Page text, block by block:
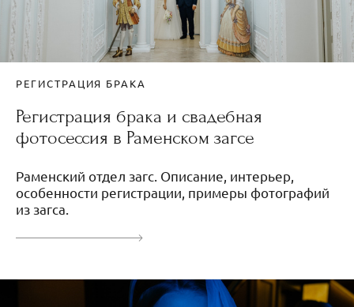
РЕГИСТРАЦИЯ БРАКА
Регистрация брака и свадебная
фотосессия в Раменском загсе
Раменский отдел загс. Описание, интерьер,
особенности регистрации, примеры фотографий
из загса.